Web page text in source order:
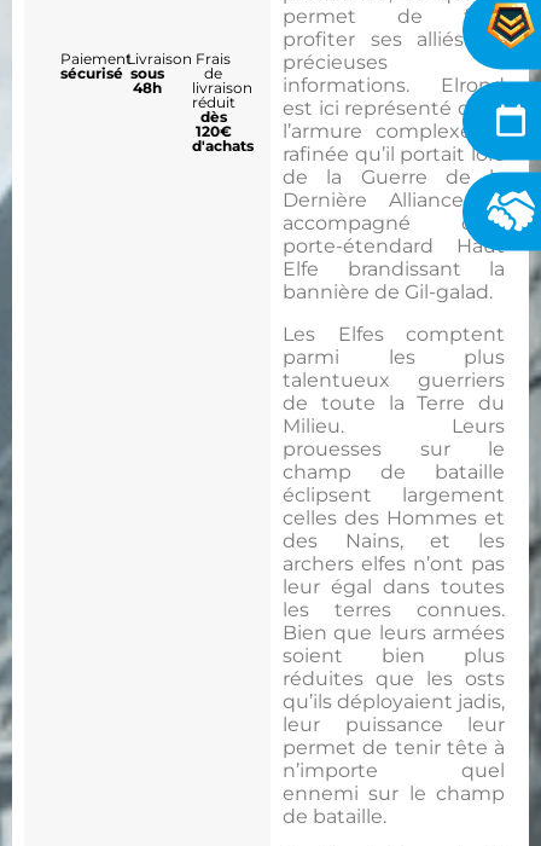
permet de faire
profiter ses alliés de
précieuses
informations. Elrond
est ici représenté dans
l’armure complexe et
rafinée qu’il portait lors
de la Guerre de la
Dernière Alliance et
accompagné d’un
porte-étendard Haut
Elfe brandissant la
bannière de Gil-galad.
Les Elfes comptent
parmi les plus
talentueux guerriers
de toute la Terre du
Milieu. Leurs
prouesses sur le
champ de bataille
éclipsent largement
celles des Hommes et
des Nains, et les
archers elfes n’ont pas
leur égal dans toutes
les terres connues.
Bien que leurs armées
soient bien plus
réduites que les osts
qu’ils déployaient jadis,
leur puissance leur
permet de tenir tête à
n’importe quel
ennemi sur le champ
de bataille.
Paiement
sécurisé
Livraison
sous
48h
Frais
de
livraison
réduit
dès
120€
d'achats